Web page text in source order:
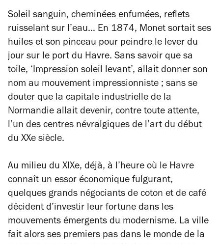
Soleil sanguin, cheminées enfumées, reflets
ruisselant sur l’eau… En 1874, Monet sortait ses
huiles et son pinceau pour peindre le lever du
jour sur le port du Havre. Sans savoir que sa
toile, ‘Impression soleil levant’, allait donner son
nom au mouvement impressionniste ; sans se
douter que la capitale industrielle de la
Normandie allait devenir, contre toute attente,
l’un des centres névralgiques de l’art du début
du XXe siècle.
Au milieu du XIXe, déjà, à l’heure où le Havre
connaît un essor économique fulgurant,
quelques grands négociants de coton et de café
décident d’investir leur fortune dans les
mouvements émergents du modernisme. La ville
fait alors ses premiers pas dans le monde de la